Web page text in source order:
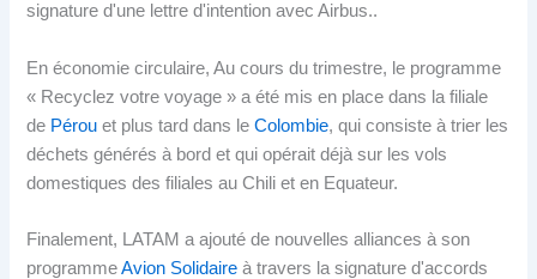
signature d'une lettre d'intention avec Airbus..
En économie circulaire, Au cours du trimestre, le programme
« Recyclez votre voyage » a été mis en place dans la filiale
de Pérou et plus tard dans leColombie, qui consiste à trier les
déchets générés à bord et qui opérait déjà sur les vols
domestiques des filiales au Chili et en Equateur.
Finalement, LATAM a ajouté de nouvelles alliances à son
programmeAvion Solidaire à travers la signature d'accords